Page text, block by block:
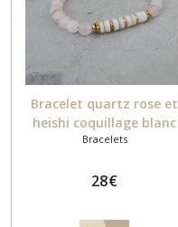
Bracelet quartz rose et
heishi coquillage blanc
Bracelets
28€